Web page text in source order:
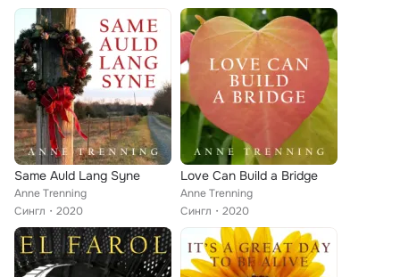
Same Auld Lang Syne
Anne Trenning
Сингл
2020
Love Can Build a Bridge
Anne Trenning
Сингл
2020